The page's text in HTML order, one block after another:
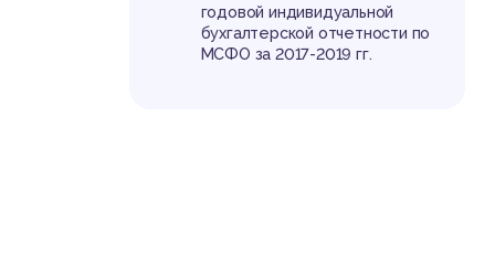
годовой индивидуальной
бухгалтерской отчетности по
МСФО за 2017-2019 гг.